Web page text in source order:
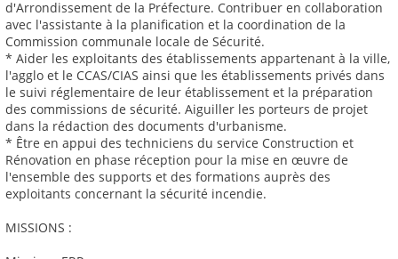
d'Arrondissement de la Préfecture. Contribuer en collaboration
avec l'assistante à la planification et la coordination de la
Commission communale locale de Sécurité.
* Aider les exploitants des établissements appartenant à la ville,
l'agglo et le CCAS/CIAS ainsi que les établissements privés dans
le suivi réglementaire de leur établissement et la préparation
des commissions de sécurité. Aiguiller les porteurs de projet
dans la rédaction des documents d'urbanisme.
* Être en appui des techniciens du service Construction et
Rénovation en phase réception pour la mise en œuvre de
l'ensemble des supports et des formations auprès des
exploitants concernant la sécurité incendie.
MISSIONS :